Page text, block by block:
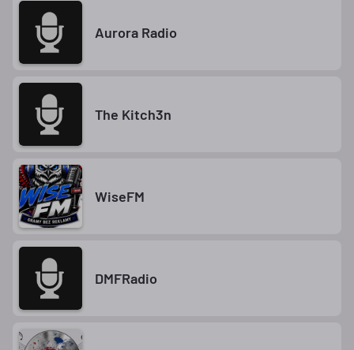
Aurora Radio
The Kitch3n
WiseFM
DMFRadio